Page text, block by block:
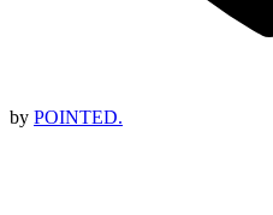
by POINTED.